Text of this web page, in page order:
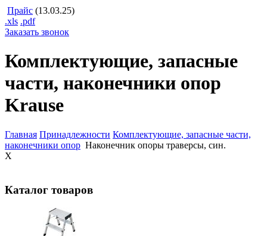
Прайс (13.03.25)
.xls .pdf
Заказать звонок
Комплектующие, запасные
части, наконечники опор
Krause
Главная Принадлежности Комплектующие, запасные части,
наконечники опор Наконечник опоры траверсы, син.
X
Каталог товаров